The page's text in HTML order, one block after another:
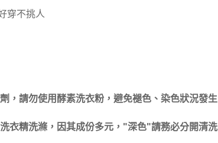
穿不挑人
，請勿使用酵素洗衣粉，避免褪色、染色狀況發生
衣精洗滌，因其成份多元，"深色"請務必分開清洗